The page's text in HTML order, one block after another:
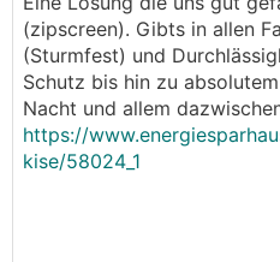
(zipscreen). Gibts in allen
(Sturmfest) und
Schutz bis hin zu
Nacht und allem
https://
kise/58024_1